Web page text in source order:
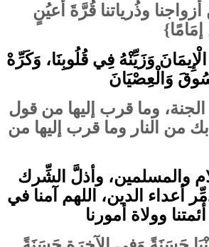
وذُرياتنا قُرَّةَ أعيُنٍ
}
الْإِيمَانَ وَزَيِّنْهُ فِي قُلُوبِنَا، وَكَرِّهْ
وَالْعِصْيَانَ
الجنة، وما قرب إليها من قول
من النار وما قرب إليها من
والمسلمين، وأذلَّ الشِّرك
أعداء الدين، اللهم آمنا في
وولاة أمورنا